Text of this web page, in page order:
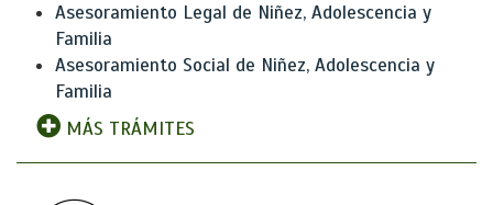
Asesoramiento Legal de Niñez, Adolescencia y
Familia
Asesoramiento Social de Niñez, Adolescencia y
Familia
MÁS TRÁMITES